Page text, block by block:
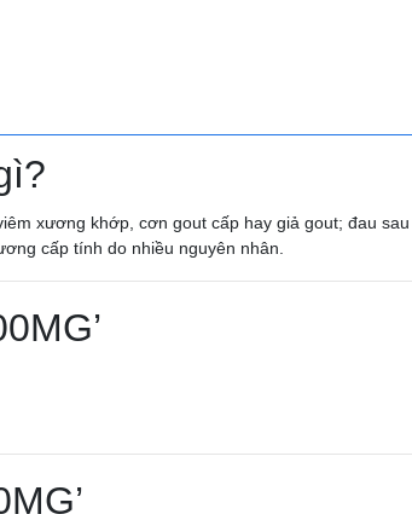
xương khớp, cơn gout cấp hay giả gout; đau
cấp tính do nhiều nguyên nhân.